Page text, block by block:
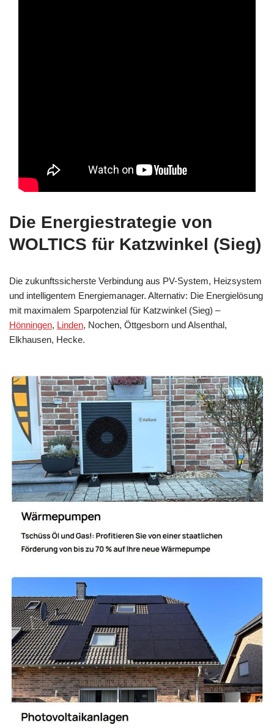
Die Energiestrategie von
WOLTICS für Katzwinkel (Sieg)
Die zukunftssicherste Verbindung aus PV-System, Heizsystem
und intelligentem Energiemanager. Alternativ: Die Energielösung
mit maximalem Sparpotenzial für Katzwinkel (Sieg) –
Hönningen, Linden, Nochen, Öttgesborn und Alsenthal,
Elkhausen, Hecke.